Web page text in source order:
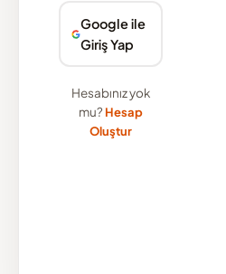
Google ile
Giriş Yap
Hesabınız yok
mu? Hesap
Oluştur